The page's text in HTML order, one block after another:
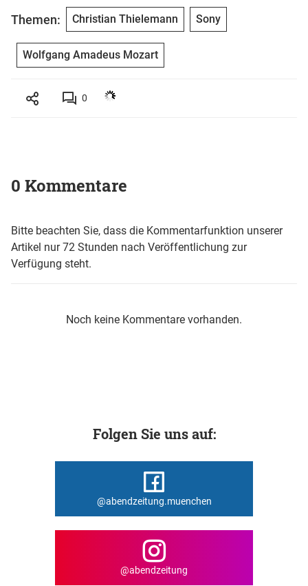
Themen: Christian Thielemann Sony
Wolfgang Amadeus Mozart
0
0 Kommentare
Bitte beachten Sie, dass die Kommentarfunktion unserer
Artikel nur 72 Stunden nach Veröffentlichung zur
Verfügung steht.
Noch keine Kommentare vorhanden.
Folgen Sie uns auf:
@abendzeitung.muenchen
@abendzeitung